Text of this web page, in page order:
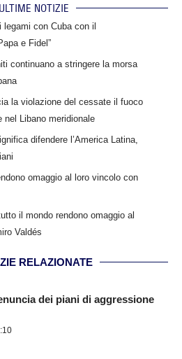
ULTIME NOTIZIE
legami con Cuba con il
e Fidel”
continuano a stringere la morsa
la violazione del cessate il fuoco
nel Libano meridionale
difendere l’America Latina,
omaggio al loro vincolo con
il mondo rendono omaggio al
Valdés
RELAZIONATE
dei piani di aggressione